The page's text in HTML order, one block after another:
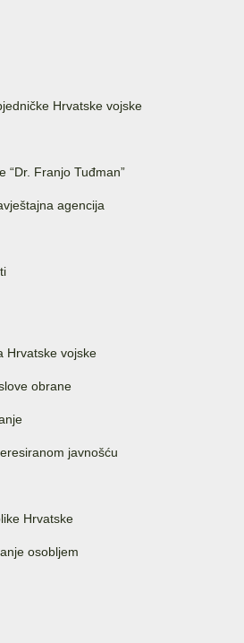
Hrvatske vojske
“Dr. Franjo Tuđman”
agencija
Hrvatske vojske
obrane
javnošću
Hrvatske
osobljem